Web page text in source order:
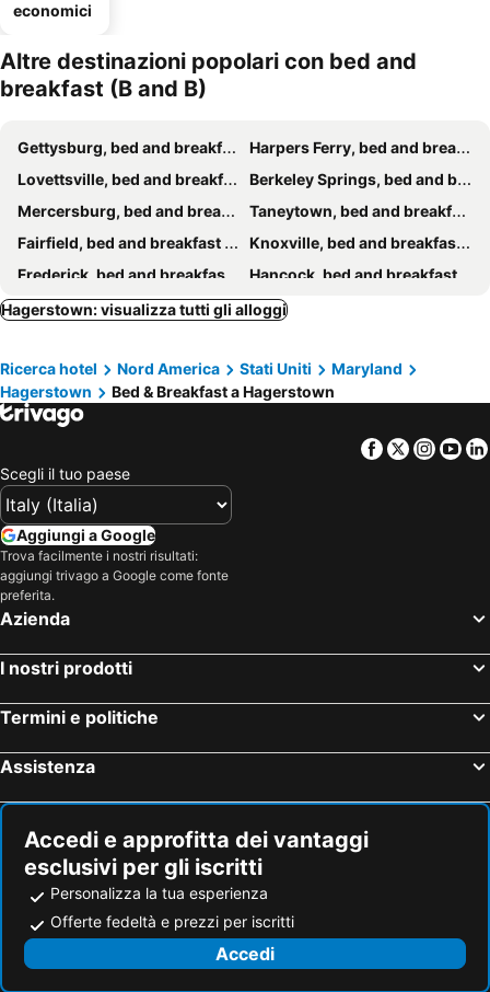
economici
Altre destinazioni popolari con bed and
breakfast (B and B)
Gettysburg, bed and breakfast (B and B)
Harpers Ferry, bed and breakfast (B and B)
Lovettsville, bed and breakfast (B and B)
Berkeley Springs, bed and breakfast (B and B)
Mercersburg, bed and breakfast (B and B)
Taneytown, bed and breakfast (B and B)
Fairfield, bed and breakfast (B and B)
Knoxville, bed and breakfast (B and B)
Frederick, bed and breakfast (B and B)
Hancock, bed and breakfast (B and B)
Waynesboro, bed and breakfast (B and B)
Hagerstown: visualizza tutti gli alloggi
Ricerca hotel Nord America Stati Uniti
Maryland
Hagerstown
Bed & Breakfast a Hagerstown
Facebook
Twitter
Scegli il tuo paese
Aggiungi a Google
Trova facilmente i nostri risultati:
aggiungi trivago a Google come fonte
preferita.
Azienda
I nostri prodotti
Termini e politiche
Assistenza
Accedi e approfitta dei vantaggi
esclusivi per gli iscritti
Personalizza la tua esperienza
Offerte fedeltà e prezzi per iscritti
Accedi